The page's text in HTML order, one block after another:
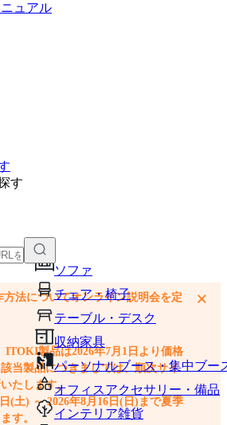
ュアル
す
ソファ
チェア・椅子
テーブル・デスク
収納家具
パーソナルブース・集中ブー
オフィスアクセサリー・備品
インテリア雑貨
加
を貼り付けて、カートに追加できます
法についてオンライン説明会を定
製品は2026年7月1日より価格
当製品につきましては、順次サイ
たします。
(土) ～ 2026年8月16日(日)まで夏季
す。
×